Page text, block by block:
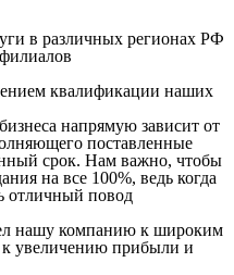
в различных регионах РФ
квалификации наших
напрямую зависит от
поставленные
срок. Нам важно, чтобы
на все 100%, ведь когда
отличный повод
нашу компанию к широким
увеличению прибыли и